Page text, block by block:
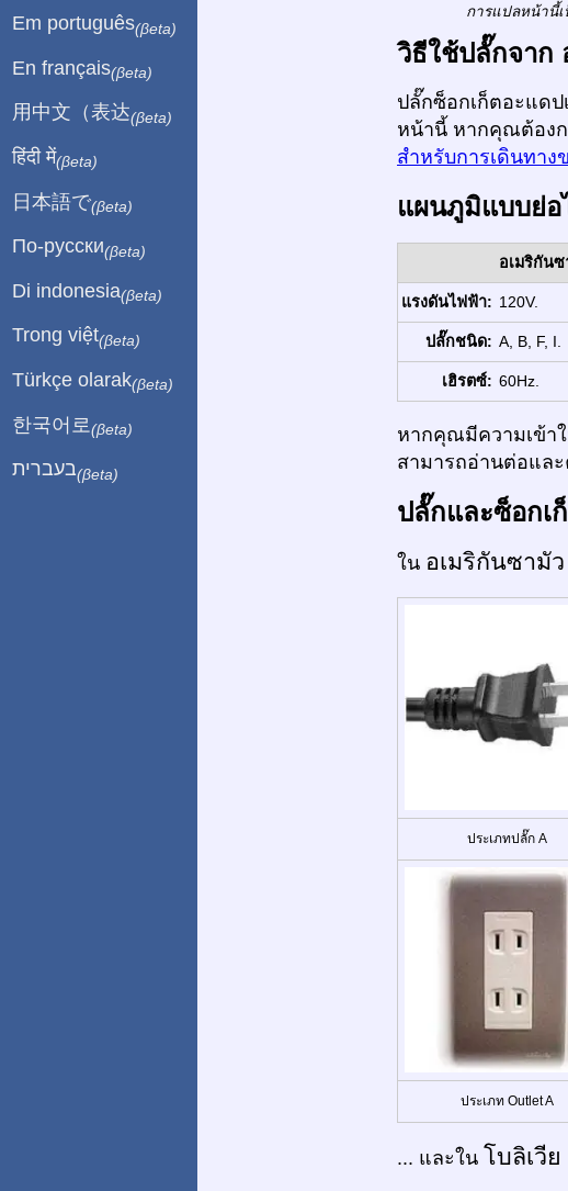
การแปลหน้านี้
วิธีใช้ปลั๊กจาก
ปลั๊กซ็อกเก็ตอะแดป
หน้านี้ หากคุณต้องก
สำหรับการเดินทา
แผนภูมิแบบย่อ
อเมริกันซ
แรงดันไฟฟ้า: 120V.
ปลั๊กชนิด: A, B, F, I.
เฮิรตซ์: 60Hz.
หากคุณมีความเข้า
สามารถอ่านต่อแล
ปลั๊กและซ็อกเ
ใน อเมริกันซามัว
ประเภทปลั๊ก A
ประเภท Outlet A
... และใน โบลิเวีย
Em português(βeta)
En français(βeta)
用中文（表达(βeta)
हिंदी में(βeta)
日本語で(βeta)
По-русски(βeta)
Di indonesia(βeta)
Trong việt(βeta)
Türkçe olarak(βeta)
한국어로 (βeta)
בעברית(βeta)